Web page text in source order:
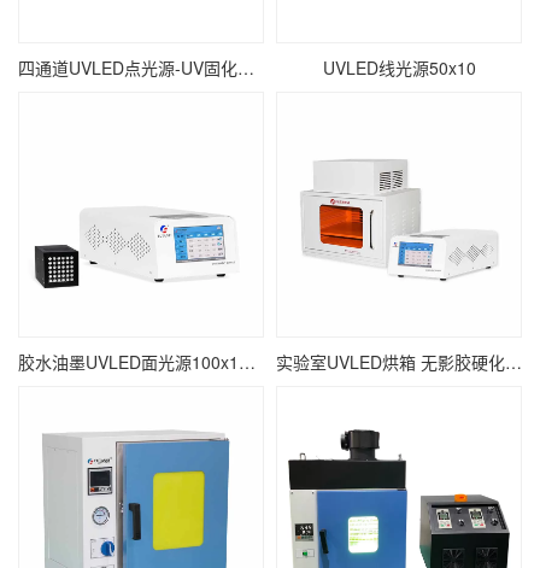
四通道UVLED点光源-UV固化点照射-∅16mm UVLED线光源50x10
胶水油墨UVLED面光源100x100 瞬间固化面光源UV固化机 实验室UVLED烘箱 无影胶硬化紫外线UV烘干设备